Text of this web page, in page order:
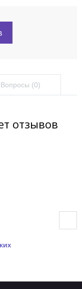
Вопросы (0)
отзывов